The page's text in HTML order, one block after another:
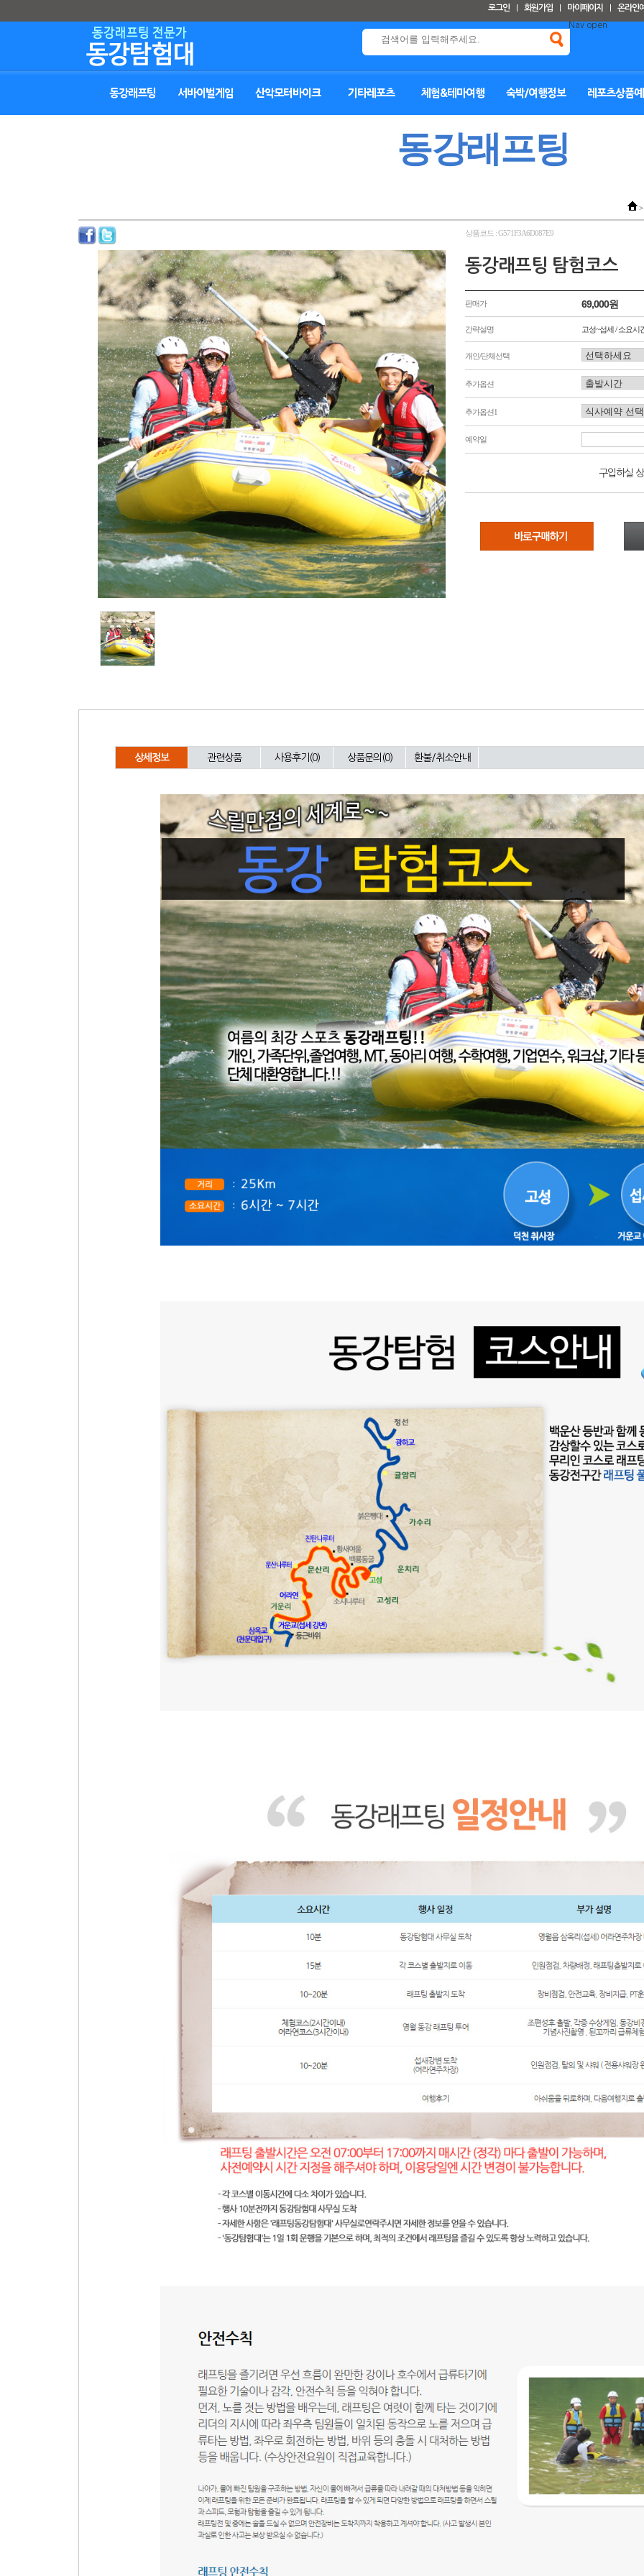
Nav open
로그인 회원가입 마이페이지 온라인
동강래프팅 서바이벌게임 산악모터바이크 기타레포츠 체험&테마여행 숙박/여행정보 레포츠상품
동강래프팅
>
상품코드 : G571F3A6D087E9
동강래프팅 탐험코스
판매가 69,000원
간략설명 고성~섭세 / 소요시
개인/단체선택
추가옵션
추가옵션1
예약일
구입하실
상세정보 관련상품 사용후기(0) 상품문의(0) 환불/취소안내